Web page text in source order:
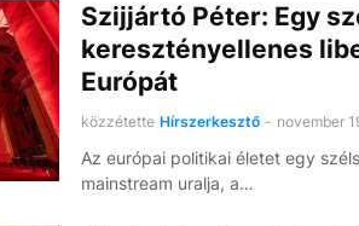
Szijjártó Péter: Egy
keresztényellenes
Európát
közzétette Hírszerkesztő - november
Az európai politikai életet egy
mainstream uralja, a…